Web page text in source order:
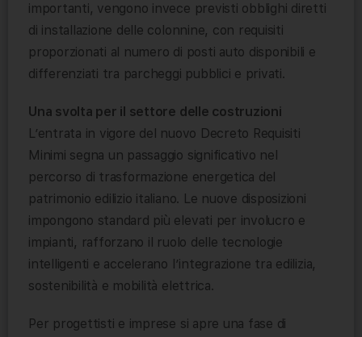
importanti, vengono invece previsti obblighi diretti
di installazione delle colonnine, con requisiti
proporzionati al numero di posti auto disponibili e
differenziati tra parcheggi pubblici e privati.
Una svolta per il settore delle costruzioni
L’entrata in vigore del nuovo Decreto Requisiti
Minimi segna un passaggio significativo nel
percorso di trasformazione energetica del
patrimonio edilizio italiano. Le nuove disposizioni
impongono standard più elevati per involucro e
impianti, rafforzano il ruolo delle tecnologie
intelligenti e accelerano l’integrazione tra edilizia,
sostenibilità e mobilità elettrica.
Per progettisti e imprese si apre una fase di